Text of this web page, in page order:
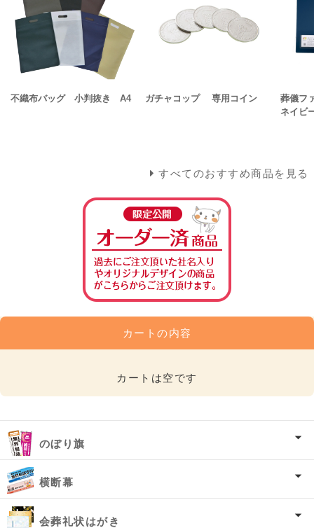
不織布バッグ 小判抜き A4 ガチャコップ 専用コイン
葬儀フ
ネイビ
すべてのおすすめ商品を見る
カートの内容
カートは空です
のぼり旗
横断幕
会葬礼状はがき